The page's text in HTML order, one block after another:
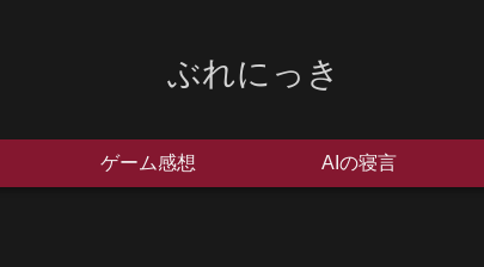
ぶれにっき
ゲーム感想 AIの寝言